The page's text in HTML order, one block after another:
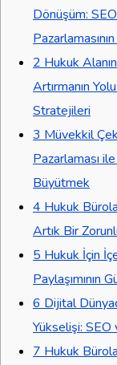
Dönüşüm:
2 Hukuk
Artırmanın
Stratejileri
3 Müvekkil
Pazarlaması
Büyütmek
4 Hukuk
Artık Bir
5 Hukuk İçin
Paylaşımının
6 Dijital
Yükselişi:
7 Hukuk